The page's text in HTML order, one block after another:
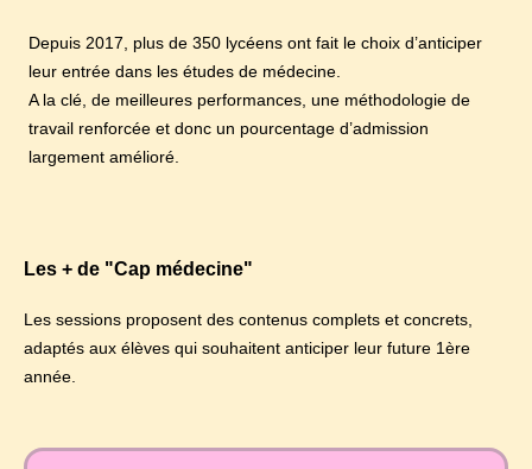
Depuis 2017, plus de 350 lycéens ont fait le choix d’anticiper
leur entrée dans les études de médecine.
A la clé, de meilleures performances, une méthodologie de
travail renforcée et donc un pourcentage d’admission
largement amélioré.
Les + de "Cap médecine"
Les sessions proposent des contenus complets et concrets,
adaptés aux élèves qui souhaitent anticiper leur future 1ère
année.